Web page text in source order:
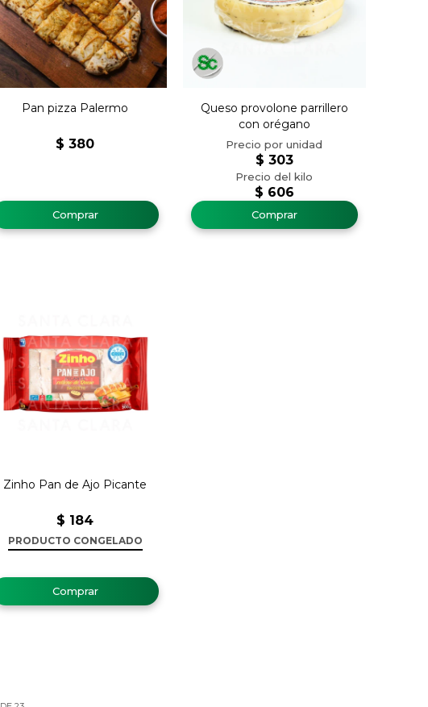
Pan pizza Palermo
$ 380
Queso provolone parrillero
con orégano
$ 606
$ 303
Zinho Pan de Ajo Picante
$ 184
PRODUCTO CONGELADO